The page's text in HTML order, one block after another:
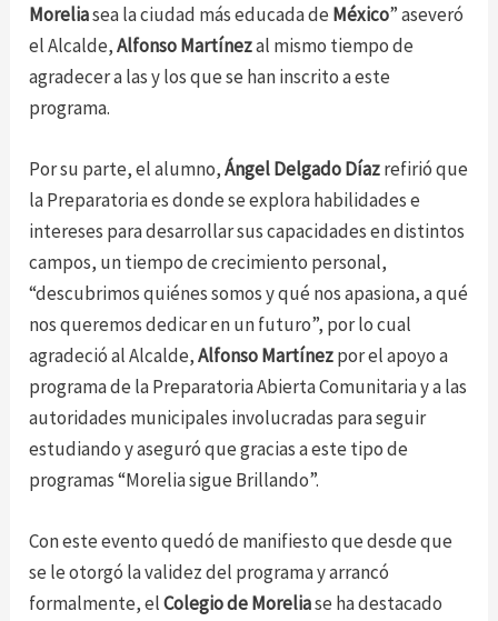
Moreliasea la ciudad más educada de México” aseveró
el Alcalde,Alfonso Martínezal mismo tiempo de
agradecer a las y los que se han inscrito a este
programa.
Por su parte, el alumno,Ángel Delgado Díazrefirió que
la Preparatoria es donde se explora habilidades e
intereses para desarrollar sus capacidades en distintos
campos, un tiempo de crecimiento personal,
“descubrimos quiénes somos y qué nos apasiona, a qué
nos queremos dedicar en un futuro”, por lo cual
agradeció al Alcalde,Alfonso Martínezpor el apoyo a
programa de la Preparatoria Abierta Comunitaria y a las
autoridades municipales involucradas para seguir
estudiando y aseguró que gracias a este tipo de
programas “Morelia sigue Brillando”.
Con este evento quedó de manifiesto que desde que
se le otorgó la validez del programa y arrancó
formalmente, elColegio de Moreliase ha destacado